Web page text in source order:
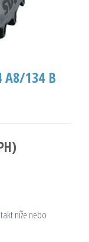
A8/134 B
níže nebo